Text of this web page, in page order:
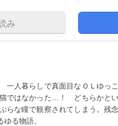
み
人暮らしで真面目なＯＬゆっ
ではなかった…！ どちらかと
らな瞳で観察されてしまう。残
る物語。